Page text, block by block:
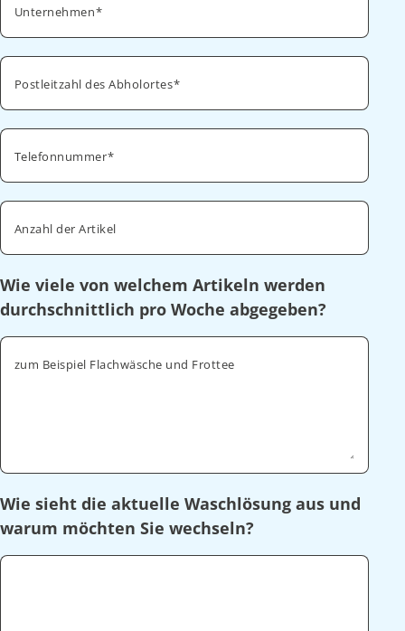
Unternehmen
Postleitzahl des Abholortes
Telefonnummer
Anzahl der Artikel
Wie viele von welchem Artikeln werden
durchschnittlich pro Woche abgegeben?
zum Beispiel Flachwäsche und Frottee
Wie sieht die aktuelle Waschlösung aus und
warum möchten Sie wechseln?